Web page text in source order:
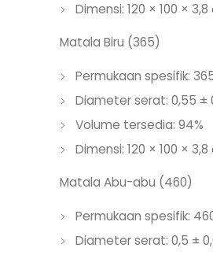
Dimensi: 120 × 100 ×
Matala Biru (365)
Permukaan spesifik:
Diameter serat: 0,55 ±
Volume tersedia: 94%
Dimensi: 120 × 100 ×
Matala Abu-abu (460)
Permukaan spesifik:
Diameter serat: 0,5 ±